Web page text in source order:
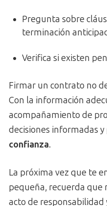
Pregunta sobre
terminación
Verifica si existen
Firmar un contrato no
Con la información
acompañamiento de
decisiones informadas y
confianza.
La próxima vez que te
pequeña, recuerda que
acto de responsabilidad